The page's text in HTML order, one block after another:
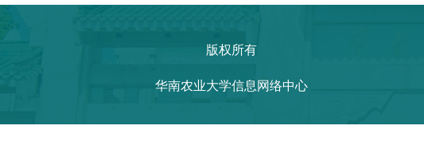
版权所有
华南农业大学信息网络中心